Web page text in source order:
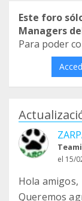
Este foro
Managers
Para poder
el 15/
Hola amigos,
Queremos